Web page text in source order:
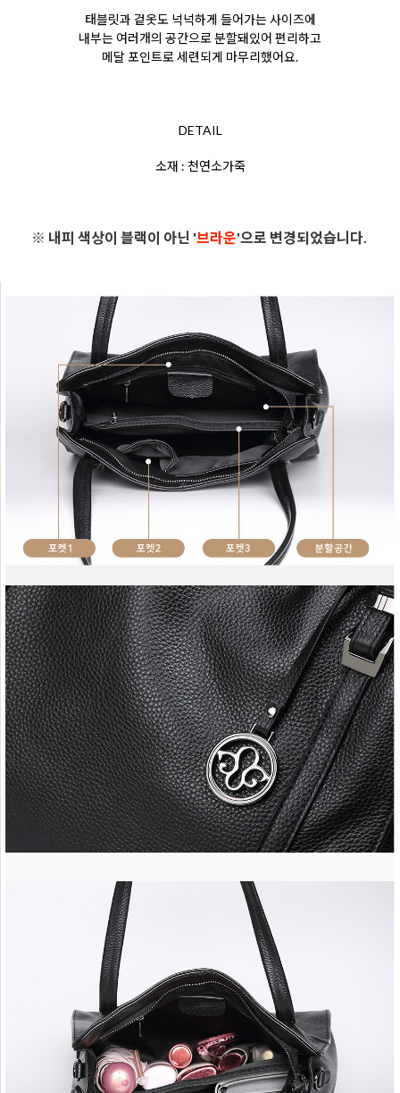
태블릿과 겉옷도 넉넉하게 들어가는 사이즈에
내부는 여러개의 공간으로 분할돼있어 편리하고
메달 포인트로 세련되게 마무리했어요.
DETAIL
소재 : 천연소가죽
※ 내피 색상이 블랙이 아닌 '브라운'으로 변경되었습니다.